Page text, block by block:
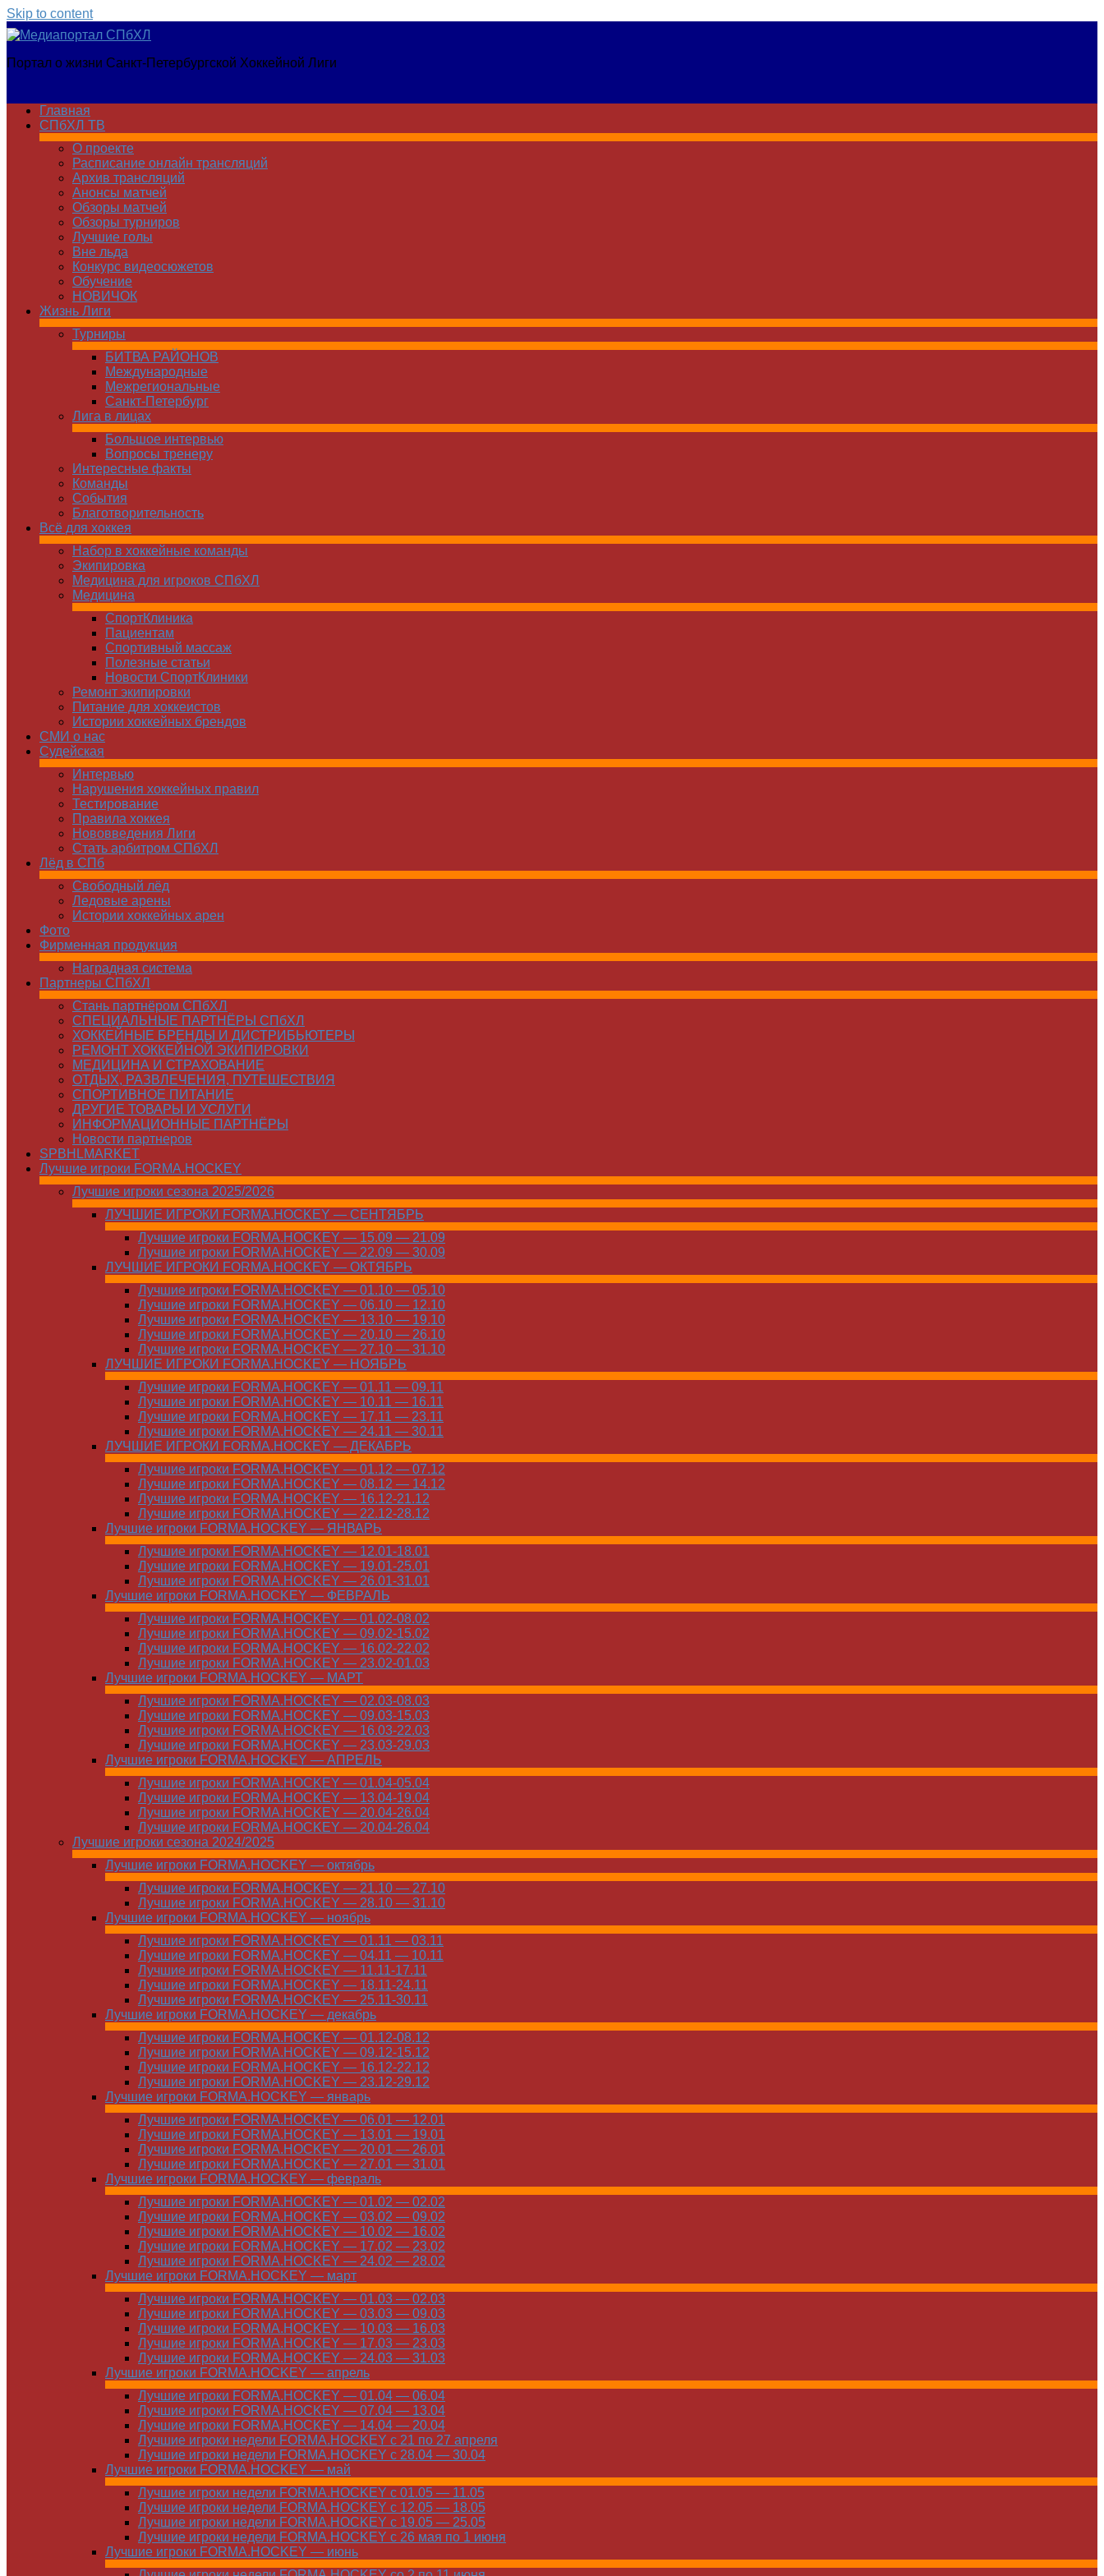
Skip to content
Медиапортал
Портал о жизни Санкт-Петербургской Хоккейной Лиги
Главная
СПбХЛ ТВ
О проекте
Расписание онлайн трансляций
Архив трансляций
Анонсы матчей
Обзоры матчей
Обзоры турниров
Лучшие голы
Вне льда
Конкурс видеосюжетов
Обучение
НОВИЧОК
Жизнь Лиги
Турниры
БИТВА РАЙОНОВ
Международные
Межрегиональные
Санкт-Петербург
Лига в лицах
Большое интервью
Вопросы тренеру
Интересные факты
Команды
Cобытия
Благотворительность
Всё для хоккея
Набор в хоккейные команды
Экипировка
Медицина для игроков СПбХЛ
Медицина
СпортКлиника
Пациентам
Спортивный массаж
Полезные статьи
Новости СпортКлиники
Ремонт экипировки
Питание для хоккеистов
Истории хоккейных брендов
СМИ о нас
Судейская
Интервью
Нарушения хоккейных правил
Тестирование
Правила хоккея
Нововведения Лиги
Стать арбитром СПбХЛ
Лёд в СПб
Свободный лёд
Ледовые арены
Истории хоккейных арен
Фото
Фирменная продукция
Наградная система
Партнеры СПбХЛ
Стань партнёром СПбХЛ
СПЕЦИАЛЬНЫЕ ПАРТНЁРЫ СПбХЛ
ХОККЕЙНЫЕ БРЕНДЫ И ДИСТРИБЬЮТЕРЫ
РЕМОНТ ХОККЕЙНОЙ ЭКИПИРОВКИ
МЕДИЦИНА И СТРАХОВАНИЕ
ОТДЫХ, РАЗВЛЕЧЕНИЯ, ПУТЕШЕСТВИЯ
СПОРТИВНОЕ ПИТАНИЕ
ДРУГИЕ ТОВАРЫ И УСЛУГИ
ИНФОРМАЦИОННЫЕ ПАРТНЁРЫ
Новости партнеров
SPBHLMARKET
Лучшие игроки FORMA.HOCKEY
Лучшие игроки сезона 2025/2026
ЛУЧШИЕ ИГРОКИ FORMA.HOCKEY — СЕНТЯБРЬ
Лучшие игроки FORMA.HOCKEY — 15.09 — 21.09
Лучшие игроки FORMA.HOCKEY — 22.09 — 30.09
ЛУЧШИЕ ИГРОКИ FORMA.HOCKEY — ОКТЯБРЬ
Лучшие игроки FORMA.HOCKEY — 01.10 — 05.10
Лучшие игроки FORMA.HOCKEY — 06.10 — 12.10
Лучшие игроки FORMA.HOCKEY — 13.10 — 19.10
Лучшие игроки FORMA.HOCKEY — 20.10 — 26.10
Лучшие игроки FORMA.HOCKEY — 27.10 — 31.10
ЛУЧШИЕ ИГРОКИ FORMA.HOCKEY — НОЯБРЬ
Лучшие игроки FORMA.HOCKEY — 01.11 — 09.11
Лучшие игроки FORMA.HOCKEY — 10.11 — 16.11
Лучшие игроки FORMA.HOCKEY — 17.11 — 23.11
Лучшие игроки FORMA.HOCKEY — 24.11 — 30.11
ЛУЧШИЕ ИГРОКИ FORMA.HOCKEY — ДЕКАБРЬ
Лучшие игроки FORMA.HOCKEY — 01.12 — 07.12
Лучшие игроки FORMA.HOCKEY — 08.12 — 14.12
Лучшие игроки FORMA.HOCKEY — 16.12-21.12
Лучшие игроки FORMA.HOCKEY — 22.12-28.12
Лучшие игроки FORMA.HOCKEY — ЯНВАРЬ
Лучшие игроки FORMA.HOCKEY — 12.01-18.01
Лучшие игроки FORMA.HOCKEY — 19.01-25.01
Лучшие игроки FORMA.HOCKEY — 26.01-31.01
Лучшие игроки FORMA.HOCKEY — ФЕВРАЛЬ
Лучшие игроки FORMA.HOCKEY — 01.02-08.02
Лучшие игроки FORMA.HOCKEY — 09.02-15.02
Лучшие игроки FORMA.HOCKEY — 16.02-22.02
Лучшие игроки FORMA.HOCKEY — 23.02-01.03
Лучшие игроки FORMA.HOCKEY — МАРТ
Лучшие игроки FORMA.HOCKEY — 02.03-08.03
Лучшие игроки FORMA.HOCKEY — 09.03-15.03
Лучшие игроки FORMA.HOCKEY — 16.03-22.03
Лучшие игроки FORMA.HOCKEY — 23.03-29.03
Лучшие игроки FORMA.HOCKEY — АПРЕЛЬ
Лучшие игроки FORMA.HOCKEY — 01.04-05.04
Лучшие игроки FORMA.HOCKEY — 13.04-19.04
Лучшие игроки FORMA.HOCKEY — 20.04-26.04
Лучшие игроки FORMA.HOCKEY — 20.04-26.04
Лучшие игроки сезона 2024/2025
Лучшие игроки FORMA.HOCKEY — октябрь
Лучшие игроки FORMA.HOCKEY — 21.10 — 27.10
Лучшие игроки FORMA.HOCKEY — 28.10 — 31.10
Лучшие игроки FORMA.HOCKEY — ноябрь
Лучшие игроки FORMA.HOCKEY — 01.11 — 03.11
Лучшие игроки FORMA.HOCKEY — 04.11 — 10.11
Лучшие игроки FORMA.HOCKEY — 11.11-17.11
Лучшие игроки FORMA.HOCKEY — 18.11-24.11
Лучшие игроки FORMA.HOCKEY — 25.11-30.11
Лучшие игроки FORMA.HOCKEY — декабрь
Лучшие игроки FORMA.HOCKEY — 01.12-08.12
Лучшие игроки FORMA.HOCKEY — 09.12-15.12
Лучшие игроки FORMA.HOCKEY — 16.12-22.12
Лучшие игроки FORMA.HOCKEY — 23.12-29.12
Лучшие игроки FORMA.HOCKEY — январь
Лучшие игроки FORMA.HOCKEY — 06.01 — 12.01
Лучшие игроки FORMA.HOCKEY — 13.01 — 19.01
Лучшие игроки FORMA.HOCKEY — 20.01 — 26.01
Лучшие игроки FORMA.HOCKEY — 27.01 — 31.01
Лучшие игроки FORMA.HOCKEY — февраль
Лучшие игроки FORMA.HOCKEY — 01.02 — 02.02
Лучшие игроки FORMA.HOCKEY — 03.02 — 09.02
Лучшие игроки FORMA.HOCKEY — 10.02 — 16.02
Лучшие игроки FORMA.HOCKEY — 17.02 — 23.02
Лучшие игроки FORMA.HOCKEY — 24.02 — 28.02
Лучшие игроки FORMA.HOCKEY — март
Лучшие игроки FORMA.HOCKEY — 01.03 — 02.03
Лучшие игроки FORMA.HOCKEY — 03.03 — 09.03
Лучшие игроки FORMA.HOCKEY — 10.03 — 16.03
Лучшие игроки FORMA.HOCKEY — 17.03 — 23.03
Лучшие игроки FORMA.HOCKEY — 24.03 — 31.03
Лучшие игроки FORMA.HOCKEY — апрель
Лучшие игроки FORMA.HOCKEY — 01.04 — 06.04
Лучшие игроки FORMA.HOCKEY — 07.04 — 13.04
Лучшие игроки FORMA.HOCKEY — 14.04 — 20.04
Лучшие игроки недели FORMA.HOCKEY с 21 по 27 апреля
Лучшие игроки недели FORMA.HOCKEY с 28.04 — 30.04
Лучшие игроки FORMA.HOCKEY — май
Лучшие игроки недели FORMA.HOCKEY с 01.05 — 11.05
Лучшие игроки недели FORMA.HOCKEY с 12.05 — 18.05
Лучшие игроки недели FORMA.HOCKEY с 19.05 — 25.05
Лучшие игроки недели FORMA.HOCKEY с 26 мая по 1 июня
Лучшие игроки FORMA.HOCKEY — июнь